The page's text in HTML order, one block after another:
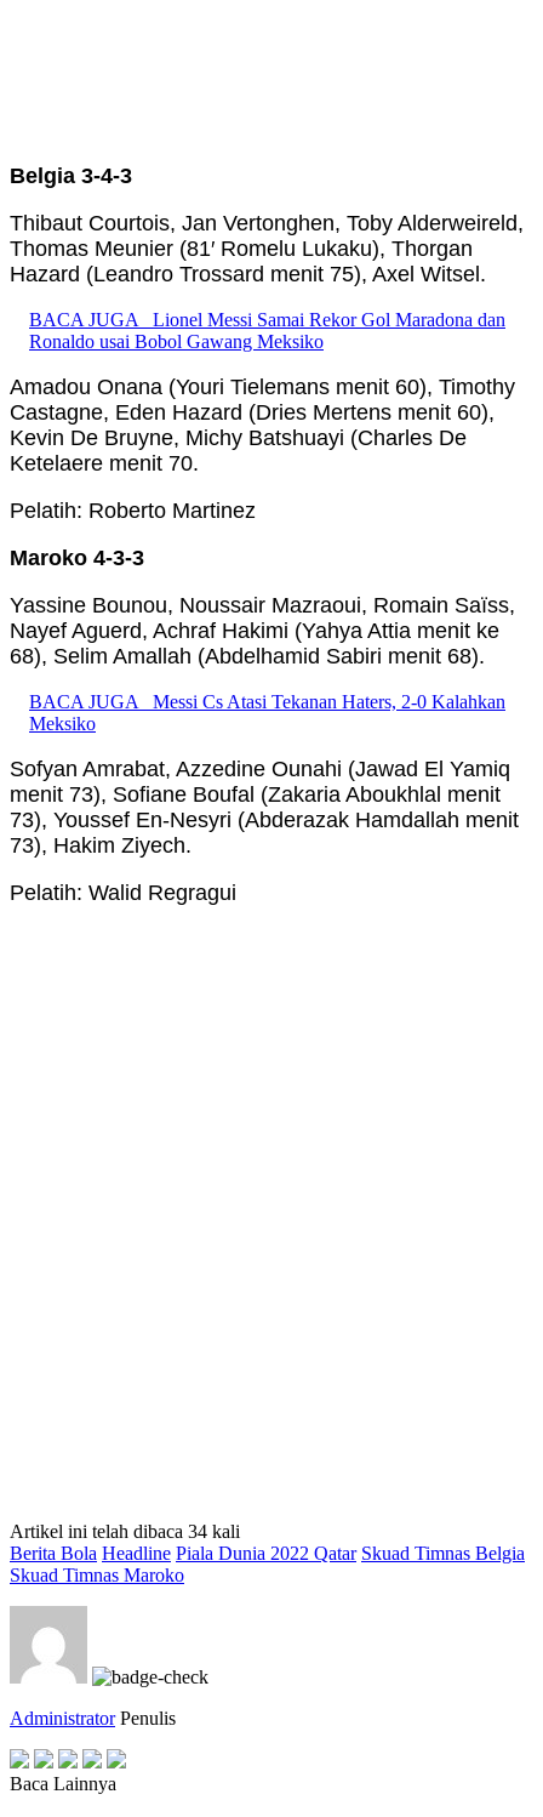
Belgia 3-4-3
Thibaut Courtois, Jan Vertonghen, Toby Alderweireld,
Thomas Meunier (81′ Romelu Lukaku), Thorgan
Hazard (Leandro Trossard menit 75), Axel Witsel.
BACA JUGA
Lionel Messi Samai Rekor Gol Maradona dan
Ronaldo usai Bobol Gawang Meksiko
Amadou Onana (Youri Tielemans menit 60), Timothy
Castagne, Eden Hazard (Dries Mertens menit 60),
Kevin De Bruyne, Michy Batshuayi (Charles De
Ketelaere menit 70.
Pelatih: Roberto Martinez
Maroko 4-3-3
Yassine Bounou, Noussair Mazraoui, Romain Saïss,
Nayef Aguerd, Achraf Hakimi (Yahya Attia menit ke
68), Selim Amallah (Abdelhamid Sabiri menit 68).
BACA JUGA
Messi Cs Atasi Tekanan Haters, 2-0 Kalahkan
Meksiko
Sofyan Amrabat, Azzedine Ounahi (Jawad El Yamiq
menit 73), Sofiane Boufal (Zakaria Aboukhlal menit
73), Youssef En-Nesyri (Abderazak Hamdallah menit
73), Hakim Ziyech.
Pelatih: Walid Regragui
Artikel ini telah dibaca 34 kali
Berita Bola Headline Piala Dunia 2022 Qatar Skuad Timnas Belgia
Skuad Timnas Maroko
Administrator Penulis
Baca Lainnya